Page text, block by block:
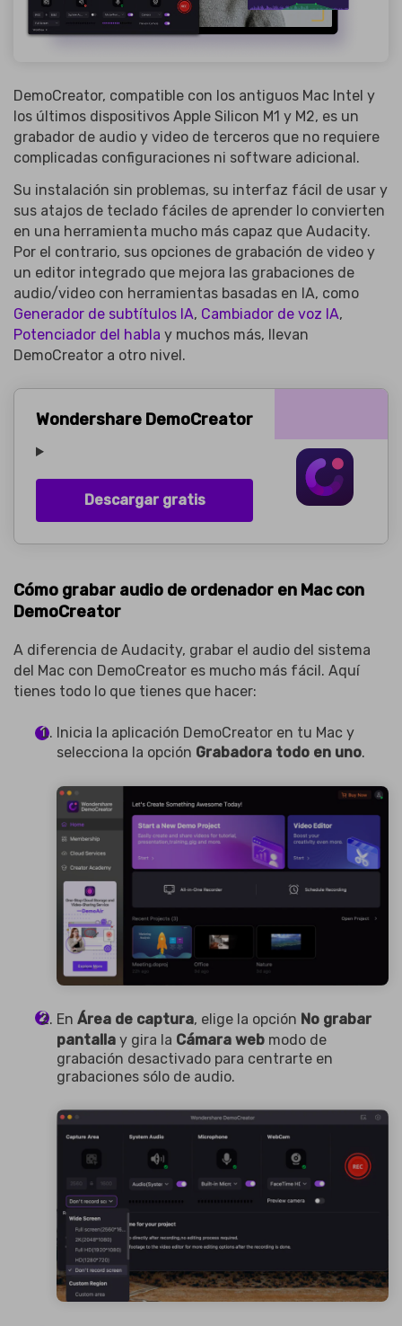
DemoCreator, compatible con los antiguos Mac Intel y
los últimos dispositivos Apple Silicon M1 y M2, es un
grabador de audio y video de terceros que no requiere
complicadas configuraciones ni software adicional.
Su instalación sin problemas, su interfaz fácil de usar y
sus atajos de teclado fáciles de aprender lo convierten
en una herramienta mucho más capaz que Audacity.
Por el contrario, sus opciones de grabación de video y
un editor integrado que mejora las grabaciones de
audio/video con herramientas basadas en IA, como
Generador de subtítulos IA, Cambiador de voz IA,
Potenciador del habla y muchos más, llevan
DemoCreator a otro nivel.
Wondershare DemoCreator
Descargar gratis
Cómo grabar audio de ordenador en Mac con
DemoCreator
A diferencia de Audacity, grabar el audio del sistema
del Mac con DemoCreator es mucho más fácil. Aquí
tienes todo lo que tienes que hacer:
Inicia la aplicación DemoCreator en tu Mac y
selecciona la opción Grabadora todo en uno.
En Área de captura, elige la opción No grabar
pantalla y gira la Cámara web modo de
grabación desactivado para centrarte en
grabaciones sólo de audio.